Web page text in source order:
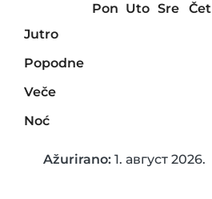
Pon Uto Sre Čet
Jutro
Popodne
Veče
Noć
Ažurirano: 1. август 2026.